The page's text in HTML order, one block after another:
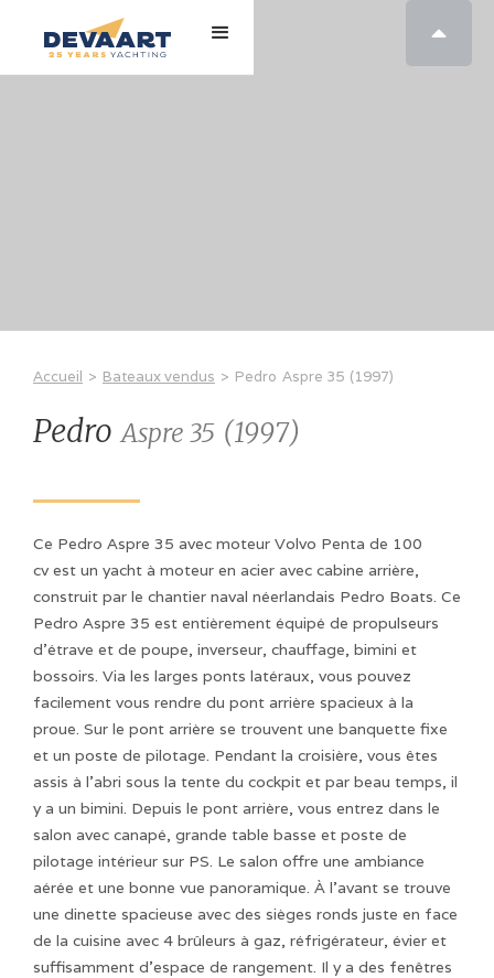

Accueil > Bateaux vendus > Pedro Aspre 35 (1997)
Pedro Aspre 35 (1997)
Ce Pedro Aspre 35 avec moteur Volvo Penta de 100
cv est un yacht à moteur en acier avec cabine arrière,
construit par le chantier naval néerlandais Pedro Boats. Ce
Pedro Aspre 35 est entièrement équipé de propulseurs
d'étrave et de poupe, inverseur, chauffage, bimini et
bossoirs. Via les larges ponts latéraux, vous pouvez
facilement vous rendre du pont arrière spacieux à la
proue. Sur le pont arrière se trouvent une banquette fixe
et un poste de pilotage. Pendant la croisière, vous êtes
assis à l'abri sous la tente du cockpit et par beau temps, il
y a un bimini. Depuis le pont arrière, vous entrez dans le
salon avec canapé, grande table basse et poste de
pilotage intérieur sur PS. Le salon offre une ambiance
aérée et une bonne vue panoramique. À l'avant se trouve
une dinette spacieuse avec des sièges ronds juste en face
de la cuisine avec 4 brûleurs à gaz, réfrigérateur, évier et
suffisamment d'espace de rangement. Il y a des fenêtres